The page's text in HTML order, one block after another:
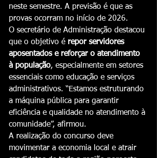
neste semestre. A previsão é que as
provas ocorram no início de 2026.
O secretário de Administração destacou
que o objetivo é repor servidores
aposentados e reforçar o atendimento
à população, especialmente em setores
essenciais como educação e serviços
administrativos. “Estamos estruturando
a máquina pública para garantir
eficiência e qualidade no atendimento à
comunidade”, afirmou.
A realização do concurso deve
movimentar a economia local e atrair